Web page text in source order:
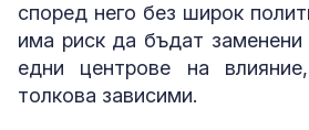
според него без широк
има риск да бъдат заменени
едни центрове на
толкова зависими.